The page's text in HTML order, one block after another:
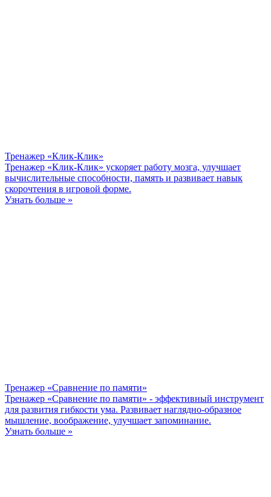
Тренажер «Клик-Клик»
Тренажер «Клик-Клик» ускоряет работу мозга, улучшает
вычислительные способности, память и развивает навык
скорочтения в игровой форме.
Узнать больше »
Тренажер «Сравнение по памяти»
Тренажер «Сравнение по памяти» - эффективный инструмент
для развития гибкости ума. Развивает наглядно-образное
мышление, воображение, улучшает запоминание.
Узнать больше »